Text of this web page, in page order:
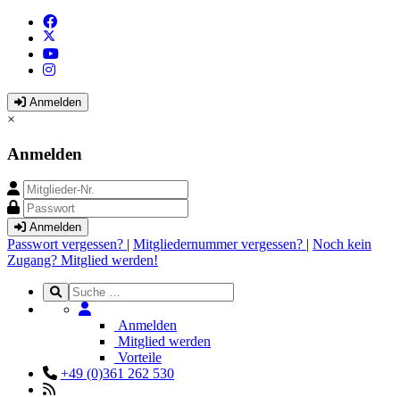
Anmelden
×
Anmelden
Anmelden
Passwort vergessen? | Mitgliedernummer vergessen? | Noch kein
Zugang? Mitglied werden!
Anmelden
Mitglied werden
Vorteile
+49 (0)361 262 530